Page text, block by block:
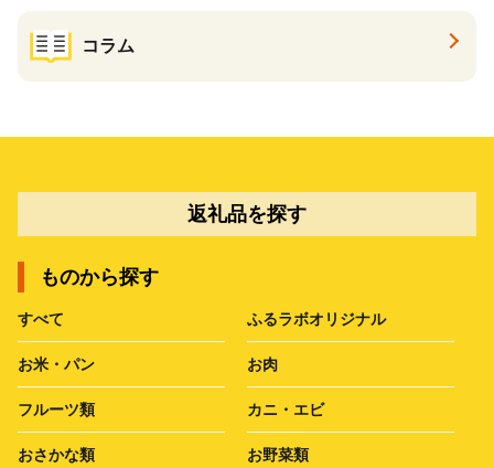
コラム
返礼品を探す
ものから探す
すべて ふるラボオリジナル
お米・パン お肉
フルーツ類 カニ・エビ
おさかな類 お野菜類